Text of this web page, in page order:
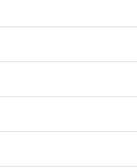
ル、TBS
『バイプレイヤーズ』シリ